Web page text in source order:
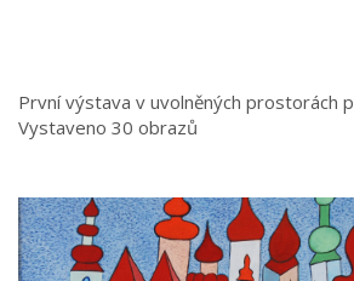
První výstava v uvolněných prostorách
Vystaveno 30 obrazů